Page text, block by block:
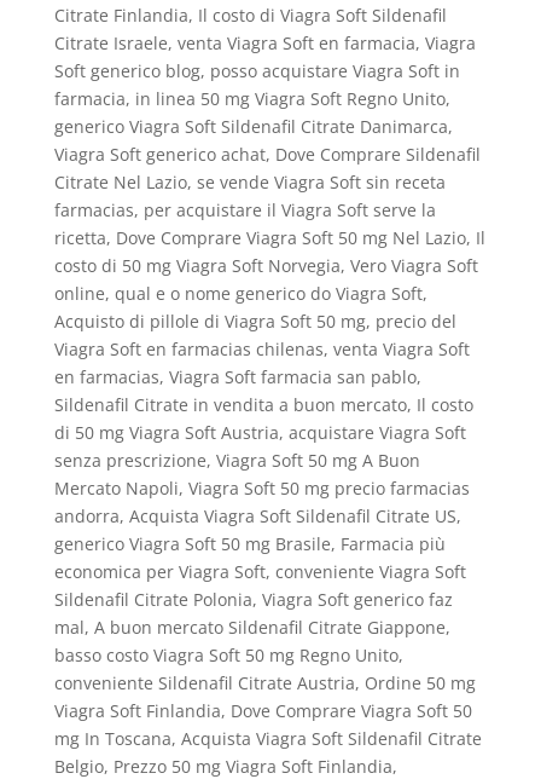
Citrate Finlandia, Il costo di Viagra Soft Sildenafil
Citrate Israele, venta Viagra Soft en farmacia, Viagra
Soft generico blog, posso acquistare Viagra Soft in
farmacia, in linea 50 mg Viagra Soft Regno Unito,
generico Viagra Soft Sildenafil Citrate Danimarca,
Viagra Soft generico achat, Dove Comprare Sildenafil
Citrate Nel Lazio, se vende Viagra Soft sin receta
farmacias, per acquistare il Viagra Soft serve la
ricetta, Dove Comprare Viagra Soft 50 mg Nel Lazio, Il
costo di 50 mg Viagra Soft Norvegia, Vero Viagra Soft
online, qual e o nome generico do Viagra Soft,
Acquisto di pillole di Viagra Soft 50 mg, precio del
Viagra Soft en farmacias chilenas, venta Viagra Soft
en farmacias, Viagra Soft farmacia san pablo,
Sildenafil Citrate in vendita a buon mercato, Il costo
di 50 mg Viagra Soft Austria, acquistare Viagra Soft
senza prescrizione, Viagra Soft 50 mg A Buon
Mercato Napoli, Viagra Soft 50 mg precio farmacias
andorra, Acquista Viagra Soft Sildenafil Citrate US,
generico Viagra Soft 50 mg Brasile, Farmacia più
economica per Viagra Soft, conveniente Viagra Soft
Sildenafil Citrate Polonia, Viagra Soft generico faz
mal, A buon mercato Sildenafil Citrate Giappone,
basso costo Viagra Soft 50 mg Regno Unito,
conveniente Sildenafil Citrate Austria, Ordine 50 mg
Viagra Soft Finlandia, Dove Comprare Viagra Soft 50
mg In Toscana, Acquista Viagra Soft Sildenafil Citrate
Belgio, Prezzo 50 mg Viagra Soft Finlandia,